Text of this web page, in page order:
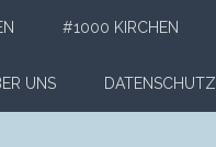
#1000 KIRCHEN
UNS DATENSCHUTZ